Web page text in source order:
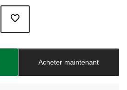
Acheter maintenant